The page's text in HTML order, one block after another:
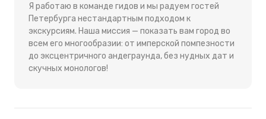
Я работаю в команде гидов и мы радуем гостей
Петербурга нестандартным подходом к
экскурсиям. Наша миссия — показать вам город во
всем его многообразии: от имперской помпезности
до эксцентричного андеграунда, без нудных дат и
скучных монологов!